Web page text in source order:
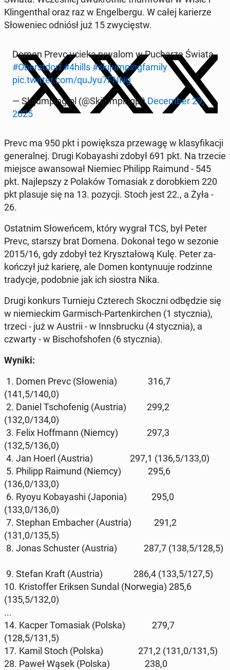
Klin­gen­thal oraz raz w En­gel­ber­gu. W całej ka­rie­rze
Sło­we­niec odniósł już 15 zwy­cięstw.
Domen Prevc ucieka rywalom w Pu­cha­rze Świata
#Obe­rst­dorf#4hills #ski­jum­ping­fa­mi­ly
pic.twitter.com/quJyu7FNNg
— Ski­jum­ping.pl (@Ski­jum­pingpl)De­cem­ber 29,
2025
Prevc ma 950 pkt i po­więk­sza prze­wa­gę w kla­sy­fi­ka­cji
ge­ne­ral­nej. Drugi Ko­bay­ashi zdobył 691 pkt. Na trzecie
miejsce awan­so­wał Niemiec Philipp Raimund - 545
pkt. Naj­lep­szy z Polaków To­ma­siak z do­rob­kiem 220
pkt plasuje się na 13. pozycji. Stoch jest 22., a Żyła -
26.
Ostat­nim Sło­weń­cem, który wygrał TCS, był Peter
Prevc, starszy brat Domena. Dokonał tego w sezonie
2015/16, gdy zdobył też Krysz­ta­ło­wą Kulę. Peter za­
koń­czył już karierę, ale Domen kon­ty­nu­uje ro­dzin­ne
tra­dy­cje, po­dob­nie jak ich siostra Nika.
Drugi konkurs Tur­nie­ju Czte­rech Skoczni od­bę­dzie się
w nie­miec­kim Gar­misch-Par­ten­kir­chen (1 stycz­nia),
trzeci - już w Austrii - w Inns­bruc­ku (4 stycz­nia), a
czwarty - w Bi­scho­fsho­fen (6 stycz­nia).
Wyniki:
1. Domen Prevc (Sło­we­nia) 316,7
(141,5/140,0)
2. Daniel Tscho­fe­nig (Austria) 299,2
(132,0/134,0)
3. Felix Hof­f­mann (Niemcy) 297,3
(132,5/136,0)
4. Jan Hoerl (Austria) 297,1 (136,5/133,0)
5. Philipp Raimund (Niemcy) 295,6
(136,0/133,0)
6. Ryoyu Ko­bay­ashi (Japonia) 295,0
(133,0/136,0)
7. Stephan Em­ba­cher (Austria) 291,2
(131,0/135,5)
8. Jonas Schu­s­ter (Austria) 287,7 (138,5/128,5)
9. Stefan Kraft (Austria) 286,4 (133,5/127,5)
10. Kri­stof­fer Eriksen Sundal (Nor­we­gia) 285,6
(135,5/132,0)
...
14. Kacper To­ma­siak (Polska) 279,7
(128,5/131,5)
17. Kamil Stoch (Polska) 271,2 (131,0/131,5)
28. Paweł Wąsek (Polska) 238,0